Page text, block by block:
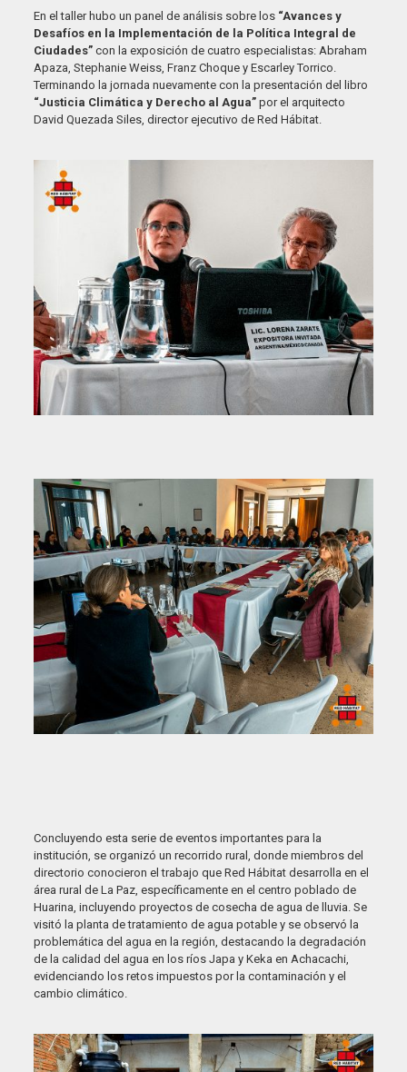
En el taller hubo un panel de análisis sobre los “Avances y
Desafíos en la Implementación de la Política Integral de
Ciudades”con la exposición de cuatro especialistas: Abraham
Apaza, Stephanie Weiss, Franz Choque y Escarley Torrico.
Terminando la jornada nuevamente con la presentación del libro
“Justicia Climática y Derecho al Agua”por el arquitecto
David Quezada Siles, director ejecutivo de Red Hábitat.
Concluyendo esta serie de eventos importantes para la
institución, se organizó un recorrido rural, donde miembros del
directorio conocieron el trabajo que Red Hábitat desarrolla en el
área rural de La Paz, específicamente en el centro poblado de
Huarina, incluyendo proyectos de cosecha de agua de lluvia. Se
visitó la planta de tratamiento de agua potable y se observó la
problemática del agua en la región, destacando la degradación
de la calidad del agua en los ríos Japa y Keka en Achacachi,
evidenciando los retos impuestos por la contaminación y el
cambio climático.